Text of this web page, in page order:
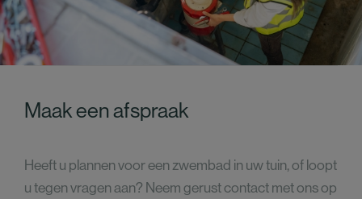
Maak een afspraak
Heeft u plannen voor een zwembad in uw tuin, of loopt
u tegen vragen aan? Neem gerust contact met ons op